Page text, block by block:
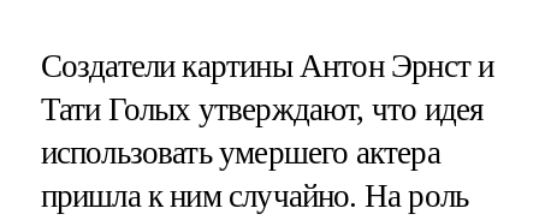
Создатели картины Антон Эрнст и
Тати Голых утверждают, что идея
использовать умершего актера
пришла к ним случайно. На роль